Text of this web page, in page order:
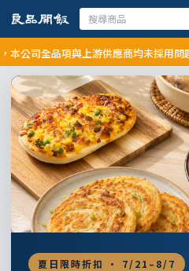
全品項與上游供應商均未採用問題油品
夏日限時折扣 · 7/21–8/7